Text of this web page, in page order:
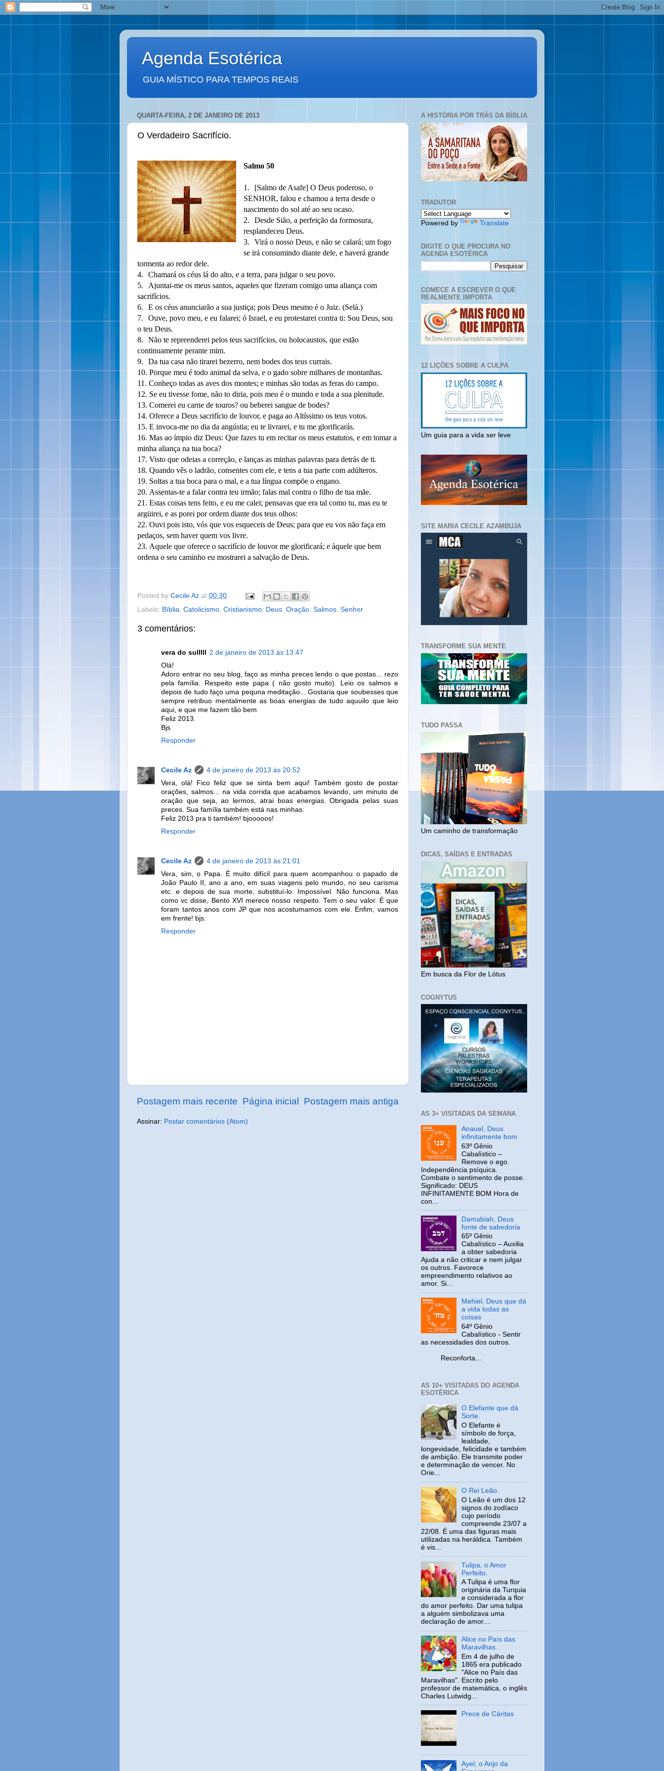
Agenda Esotérica
GUIA MÍSTICO PARA TEMPOS REAIS
QUARTA-FEIRA, 2 DE JANEIRO DE 2013
O Verdadeiro Sacrifício.
Salmo 50
1.
[Salmo de Asafe] O Deus poderoso, o
SENHOR, falou e chamou a terra desde o
nascimento do sol até ao seu ocaso.
2.
Desde Sião, a perfeição da formosura,
resplandeceu Deus.
3.
Virá o nosso Deus, e não se calará; um fogo
se irá consumindo diante dele, e haverá grande
tormenta ao redor dele.
4.
Chamará os céus lá do alto, e a terra, para julgar o seu povo.
5.
Ajuntai-me os meus santos, aqueles que fizeram comigo uma aliança com
sacrifícios.
6.
E os céus anunciarão a sua justiça; pois Deus mesmo é o Juiz. (Selá.)
7.
Ouve, povo meu, e eu falarei; ó Israel, e eu protestarei contra ti: Sou Deus, sou
o teu Deus.
8.
Não te repreenderei pelos teus sacrifícios, ou holocaustos, que estão
continuamente perante mim.
9.
Da tua casa não tirarei bezerro, nem bodes dos teus currais.
10. Porque meu é todo animal da selva, e o gado sobre milhares de montanhas.
11. Conheço todas as aves dos montes; e minhas são todas as feras do campo.
12. Se eu tivesse fome, não to diria, pois meu é o mundo e toda a sua plenitude.
13. Comerei eu carne de touros? ou beberei sangue de bodes?
14. Oferece a Deus sacrifício de louvor, e paga ao Altíssimo os teus votos.
15. E invoca-me no dia da angústia; eu te livrarei, e tu me glorificarás.
16. Mas ao ímpio diz Deus: Que fazes tu em recitar os meus estatutos, e em tomar a
minha aliança na tua boca?
17. Visto que odeias a correção, e lanças as minhas palavras para detrás de ti.
18. Quando vês o ladrão, consentes com ele, e tens a tua parte com adúlteros.
19. Soltas a tua boca para o mal, e a tua língua compõe o engano.
20. Assentas-te a falar contra teu irmão; falas mal contra o filho de tua mãe.
21. Estas coisas tens feito, e eu me calei; pensavas que era tal como tu, mas eu te
argüirei, e as porei por ordem diante dos teus olhos:
22. Ouvi pois isto, vós que vos esqueceis de Deus; para que eu vos não faça em
pedaços, sem haver quem vos livre.
23. Aquele que oferece o sacrifício de louvor me glorificará; e àquele que bem
ordena o seu caminho eu mostrarei a salvação de Deus.
Posted by Cecile Az at 00:30
Labels: Bíblia Catolicismo Cristianismo Deus Oração Salmos Senhor
3 comentários:
vera do sulllll
2 de janeiro de 2013 às 13:47
Olá!
Adoro entrar no seu blog, faço as minha preces lendo o que postas... rezo
pela família. Respeito este papa ( não gosto muito). Leio os salmos e
depois de tudo faço uma pequna meditação... Gostaria que soubesses que
sempre retribuo mentalmente as boas energias de tudo aquuilo que leio
aqui, e que me fazem tão bem
Feliz 2013.
Bjs
Responder
Cecile Az
4 de janeiro de 2013 às 20:52
Vera, olá! Fico feliz que se sinta bem aqui! Também gosto de postar
orações, salmos... na vida corrida que acabamos levando, um minuto de
oração que seja, ao lermos, atrai boas energias. Obrigada pelas suas
preces. Sua família também está nas minhas.
Feliz 2013 pra ti também! bjooooos!
Responder
Cecile Az
4 de janeiro de 2013 às 21:01
Vera, sim, o Papa. É muito difícil para quem acompanhou o papado de
João Paulo II, ano a ano, em suas viagens pelo mundo, no seu carisma
etc. e depois de sua morte, substituí-lo. Impossível. Não funciona. Mas
como vc disse, Bento XVI merece nosso respeito. Tem o seu valor. É que
foram tantos anos com JP que nos acostumamos com ele. Enfim, vamos
em frente! bjs.
Responder
Postagem mais recente Postagem mais antiga
Página inicial
Assinar: Postar comentários (Atom)
A HISTÓRIA POR TRÁS DA BÍBLIA
TRADUTOR
Powered by Translate
DIGITE O QUE PROCURA NO
AGENDA ESOTÉRICA
COMECE A ESCREVER O QUE
REALMENTE IMPORTA
12 LIÇÕES SOBRE A CULPA
Um guia para a vida ser leve
SITE MARIA CECILE AZAMBUJA
TRANSFORME SUA MENTE
TUDO PASSA
Um caminho de transformação
DICAS, SAÍDAS E ENTRADAS
Em busca da Flor de Lótus
COGNYTUS
AS 3+ VISITADAS DA SEMANA
Anauel, Deus
infinitamente bom
63º Gênio
Cabalístico –
Remove o ego.
Independência psíquica.
Combate o sentimento de posse.
Significado: DEUS
INFINITAMENTE BOM Hora de
con...
Damabiah, Deus
fonte de sabedoria
65º Gênio
Cabalístico – Auxilia
a obter sabedoria
Ajuda a não criticar e nem julgar
os outros. Favorece
empreendimento relativos ao
amor. Si...
Mehiel, Deus que dá
a vida todas as
coisas
64º Gênio
Cabalístico - Sentir
as necessidades dos outros.
Reconforta...
AS 10+ VISITADAS DO AGENDA
ESOTÉRICA
O Elefante que dá
Sorte.
O Elefante é
símbolo de força,
lealdade,
longevidade, felicidade e também
de ambição. Ele transmite poder
e determinação de vencer. No
Orie...
O Rei Leão.
O Leão é um dos 12
signos do zodíaco
cujo período
compreende 23/07 a
22/08. É uma das figuras mais
utilizadas na heráldica. Também
é vis...
Tulipa, o Amor
Perfeito.
A Tulipa é uma flor
originária da Turquia
e considerada a flor
do amor perfeito. Dar uma tulipa
a alguém simbolizava uma
declaração de amor....
Alice no País das
Maravilhas.
Em 4 de julho de
1865 era publicado
"Alice no País das
Maravilhas". Escrito pelo
professor de matemática, o inglês
Charles Lutwidg...
Prece de Cáritas
Ayel, o Anjo da